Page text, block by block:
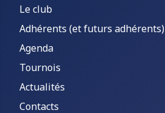
Le club
Adhérents (et futurs adhérents)
Agenda
Tournois
Actualités
Contacts